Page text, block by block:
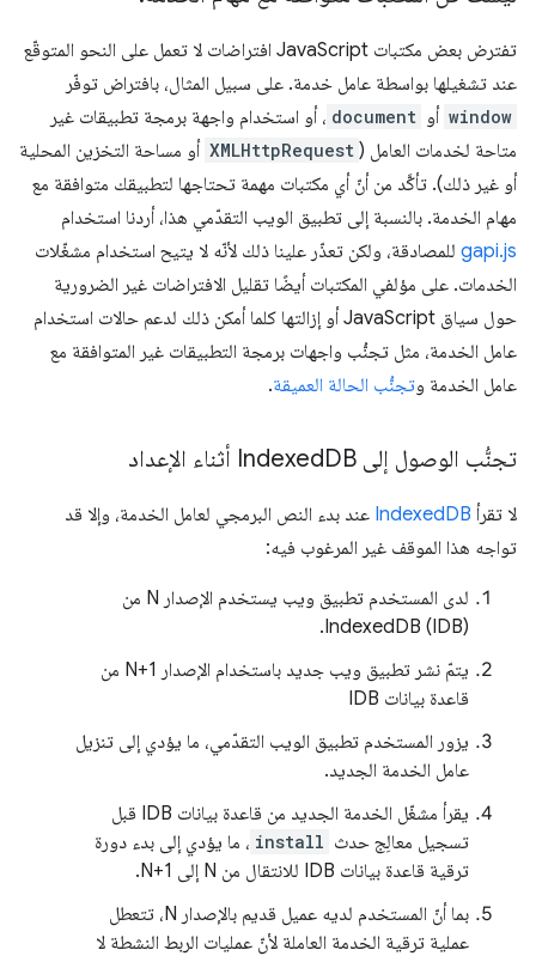
تفترض بعض مكتبات JavaScript افتراضات لا تعمل على النحو المتوقّع
عند تشغيلها بواسطة عامل خدمة. على سبيل المثال، بافتراض توفّر
window أو document ، أو استخدام واجهة برمجة تطبيقات غير
متاحة لخدمات العامل ( XMLHttpRequest أو مساحة التخزين المحلية
أو غير ذلك). تأكَّد من أنّ أي مكتبات مهمة تحتاجها لتطبيقك متوافقة مع
مهام الخدمة. بالنسبة إلى تطبيق الويب التقدّمي هذا، أردنا استخدام
gapi.js للمصادقة، ولكن تعذّر علينا ذلك لأنّه لا يتيح استخدام مشغّلات
الخدمات. على مؤلفي المكتبات أيضًا تقليل الافتراضات غير الضرورية
حول سياق JavaScript أو إزالتها كلما أمكن ذلك لدعم حالات استخدام
عامل الخدمة، مثل تجنُّب واجهات برمجة التطبيقات غير المتوافقة مع
عامل الخدمة وتجنُّب الحالة العميقة.
تجنُّب الوصول إلى Indexed DB أثناء الإعداد
لا تقرأ IndexedDB عند بدء النص البرمجي لعامل الخدمة، وإلا قد
تواجه هذا الموقف غير المرغوب فيه:
لدى المستخدم تطبيق ويب يستخدم الإصدار N من
IndexedDB (IDB).
يتمّ نشر تطبيق ويب جديد باستخدام الإصدار N+1 من
قاعدة بيانات IDB
يزور المستخدم تطبيق الويب التقدّمي، ما يؤدي إلى تنزيل
عامل الخدمة الجديد.
يقرأ مشغّل الخدمة الجديد من قاعدة بيانات IDB قبل
تسجيل معالِج حدث install ، ما يؤدي إلى بدء دورة
ترقية قاعدة بيانات IDB للانتقال من N إلى N+1.
بما أنّ المستخدم لديه عميل قديم بالإصدار N، تتعطل
عملية ترقية الخدمة العاملة لأنّ عمليات الربط النشطة لا